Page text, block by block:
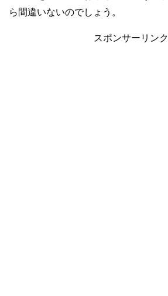
ら間違いないのでしょう。
スポンサーリンク